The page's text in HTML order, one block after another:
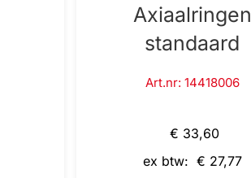
Axiaalringen
standaard
Art.nr: 14418006
€ 33,60
ex btw: € 27,77